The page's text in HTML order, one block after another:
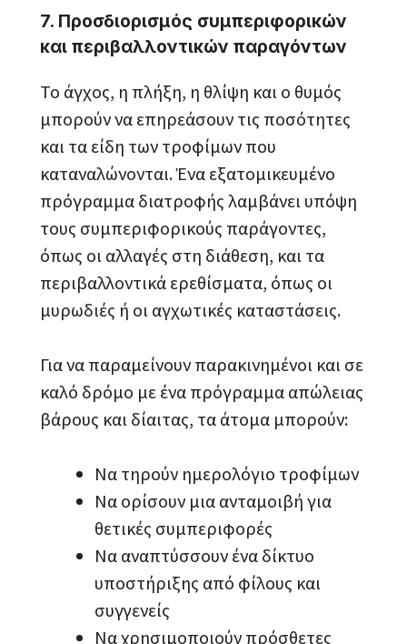
7. Προσδιορισμός συμπεριφορικών
και περιβαλλοντικών παραγόντων
Το άγχος, η πλήξη, η θλίψη και ο θυμός
μπορούν να επηρεάσουν τις ποσότητες
και τα είδη των τροφίμων που
καταναλώνονται. Ένα εξατομικευμένο
πρόγραμμα διατροφής λαμβάνει υπόψη
τους συμπεριφορικούς παράγοντες,
όπως οι αλλαγές στη διάθεση, και τα
περιβαλλοντικά ερεθίσματα, όπως οι
μυρωδιές ή οι αγχωτικές καταστάσεις.
Για να παραμείνουν παρακινημένοι και σε
καλό δρόμο με ένα πρόγραμμα απώλειας
βάρους και δίαιτας, τα άτομα μπορούν:
Να τηρούν ημερολόγιο τροφίμων
Να ορίσουν μια ανταμοιβή για
θετικές συμπεριφορές
Να αναπτύσσουν ένα δίκτυο
υποστήριξης από φίλους και
συγγενείς
Να χρησιμοποιούν πρόσθετες